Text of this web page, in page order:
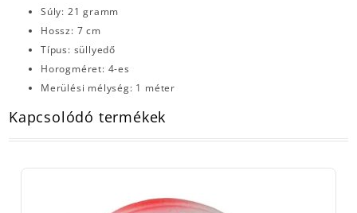
Súly: 21 gramm
Hossz: 7 cm
Típus: süllyedő
Horogméret: 4-es
Merülési mélység: 1 méter
Kapcsolódó termékek